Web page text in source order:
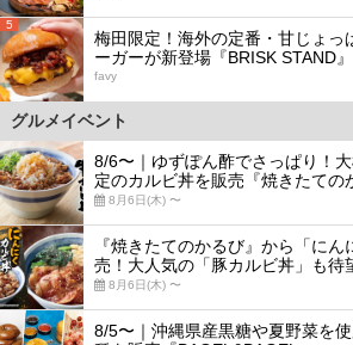
5
梅田限定！海外の定番・甘じょっ
ーガーが新登場『BRISK STAND』
favy
グルメイベント
8/6〜｜ゆずぽん酢でさっぱり！
定のカルビ丼を販売『焼きたての
8月6日(木) 〜
『焼きたてのかるび』から「に
売！大人気の「豚カルビ丼」も待
8月6日(木) 〜
8/5〜｜沖縄県産黒糖や夏野菜を